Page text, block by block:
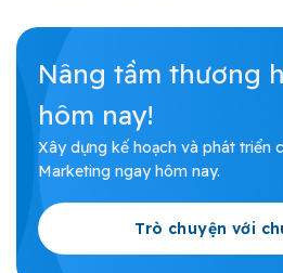
Nâng tầm thương
hôm nay!
Xây dựng kế hoạch và phát triển
Marketing ngay hôm nay.
Trò chuyện với